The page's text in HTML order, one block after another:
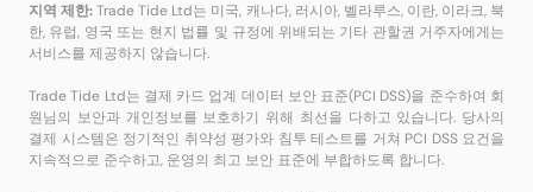
지역 제한:Trade Tide Ltd는 미국, 캐나다, 러시아, 벨라루스, 이란, 이라크, 북
한, 유럽, 영국 또는 현지 법률 및 규정에 위배되는 기타 관할권 거주자에게는
서비스를 제공하지 않습니다.
Trade Tide Ltd는 결제 카드 업계 데이터 보안 표준(PCI DSS)을 준수하여 회
원님의 보안과 개인정보를 보호하기 위해 최선을 다하고 있습니다. 당사의
결제 시스템은 정기적인 취약성 평가와 침투 테스트를 거쳐 PCI DSS 요건을
지속적으로 준수하고, 운영의 최고 보안 표준에 부합하도록 합니다.